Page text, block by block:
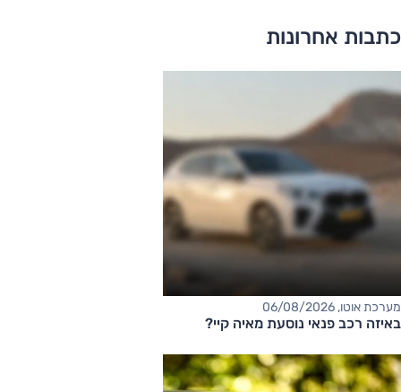
כתבות אחרונות
מערכת אוטו, 06/08/2026
באיזה רכב פנאי נוסעת מאיה קיי?